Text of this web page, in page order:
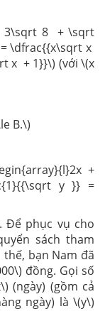
3\sqrt 8 + \sqrt
\dfrac{{x\sqrt x
x + 1}}\) (với \(x
B.\)
+
y }} =
Để phục vụ cho
sách tham
thế, bạn Nam đã
đồng. Gọi số
(ngày) (gồm cả
ngày) là \(y\)